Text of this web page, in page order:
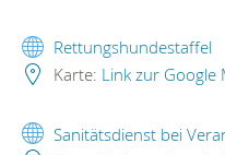
Rettungshundestaffel
Karte: Link zur Google
Sanitätsdienst bei